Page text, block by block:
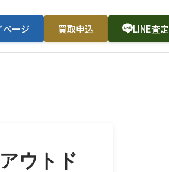
ページ 買取申込 LINE査定
ウトド